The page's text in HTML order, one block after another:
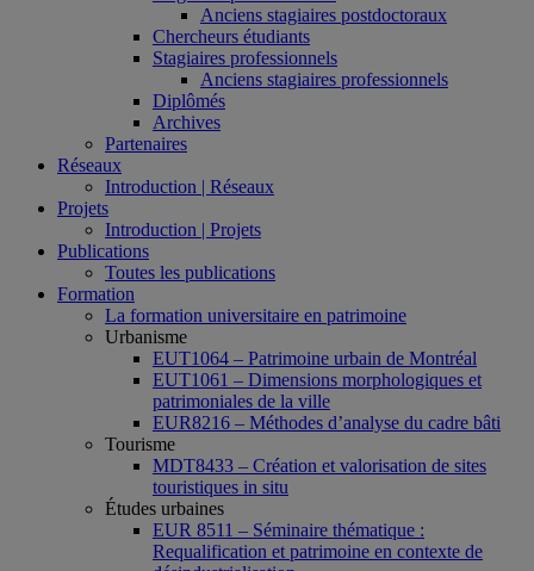
Anciens stagiaires postdoctoraux
Chercheurs étudiants
Stagiaires professionnels
Anciens stagiaires professionnels
Diplômés
Archives
Partenaires
Réseaux
Introduction | Réseaux
Projets
Introduction | Projets
Publications
Toutes les publications
Formation
La formation universitaire en patrimoine
Urbanisme
EUT1064 – Patrimoine urbain de Montréal
EUT1061 – Dimensions morphologiques et
patrimoniales de la ville
EUR8216 – Méthodes d’analyse du cadre bâti
Tourisme
MDT8433 – Création et valorisation de sites
touristiques in situ
Études urbaines
EUR 8511 – Séminaire thématique :
Requalification et patrimoine en contexte de